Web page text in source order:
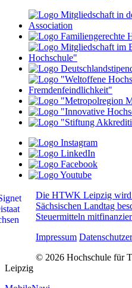
Die HTWK Leipzig wird
Sächsischen Landtag
Steuermitteln
Impressum
© 2026 Hochschule für
Leipzig